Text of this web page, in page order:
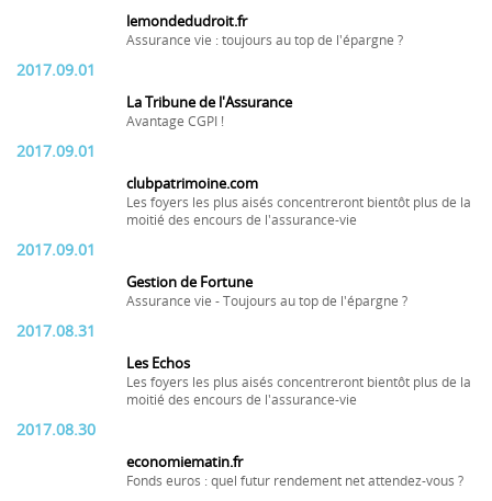
lemondedudroit.fr
Assurance vie : toujours au top de l'épargne ?
2017.09.01
La Tribune de l'Assurance
Avantage CGPI !
2017.09.01
clubpatrimoine.com
Les foyers les plus aisés concentreront bientôt plus de la
moitié des encours de l'assurance-vie
2017.09.01
Gestion de Fortune
Assurance vie - Toujours au top de l'épargne ?
2017.08.31
Les Echos
Les foyers les plus aisés concentreront bientôt plus de la
moitié des encours de l'assurance-vie
2017.08.30
economiematin.fr
Fonds euros : quel futur rendement net attendez-vous ?